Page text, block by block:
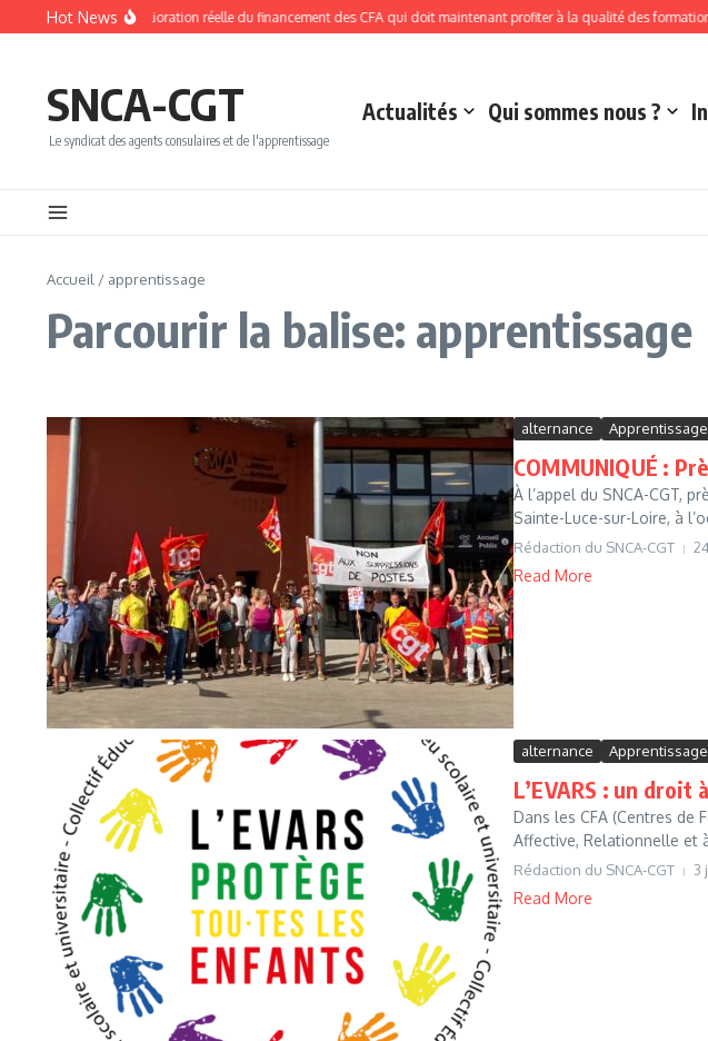
Aller au contenu
Hot News
2026 : une amélioration réelle du financement des CFA qui doit maintenant profiter à la qualité des formations et
SNCA-CGT
Le syndicat des agents consulaires et de l'apprentissage
Actualités Qui sommes nous ?
Accueil / apprentissage
Parcourir la balise: apprentissage
alternance Apprentissage
COMMUNIQUÉ :
À l’appel du SNCA-CGT,
Sainte-Luce-sur-Loire, à
Rédaction du SNCA-CGT
Read More
alternance Apprentissage
L’EVARS : un droit
Dans les CFA (Centres de
Affective, Relationnelle et
Rédaction du SNCA-CGT 3
Read More